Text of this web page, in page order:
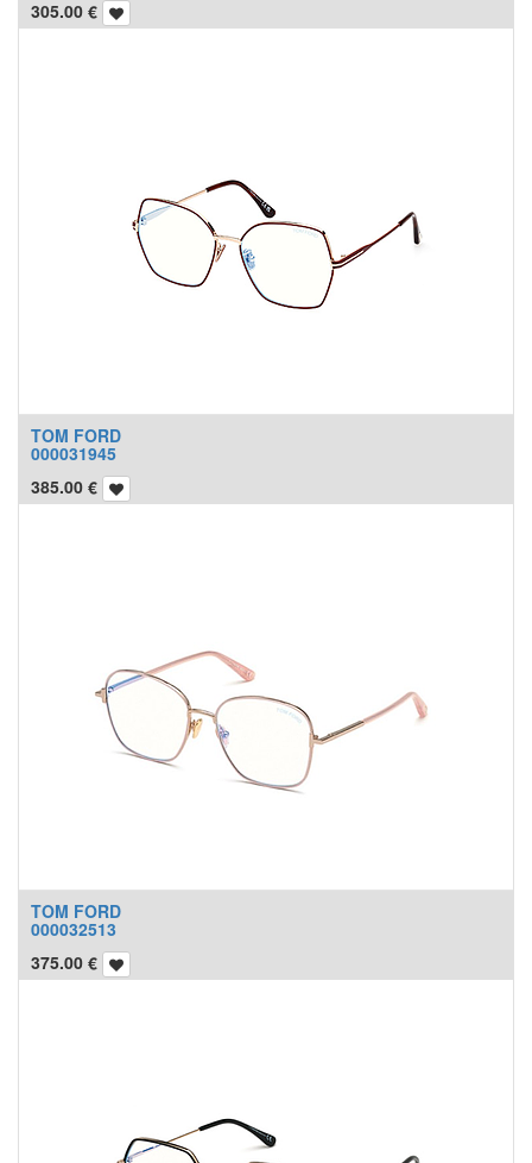
305.00 €
TOM FORD
000031945
385.00 €
TOM FORD
000032513
375.00 €